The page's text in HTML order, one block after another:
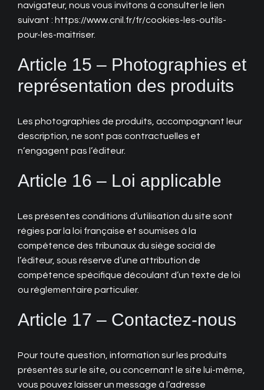
navigateur, nous vous invitons à consulter le lien
suivant : https://www.cnil.fr/fr/cookies-les-outils-
pour-les-maitriser.
Article 15 – Photographies et
représentation des produits
Les photographies de produits, accompagnant leur
description, ne sont pas contractuelles et
n’engagent pas l’éditeur.
Article 16 – Loi applicable
Les présentes conditions d’utilisation du site sont
régies par la loi française et soumises à la
compétence des tribunaux du siège social de
l’éditeur, sous réserve d’une attribution de
compétence spécifique découlant d’un texte de loi
ou réglementaire particulier.
Article 17 – Contactez-nous
Pour toute question, information sur les produits
présentés sur le site, ou concernant le site lui-même,
vous pouvez laisser un message à l’adresse